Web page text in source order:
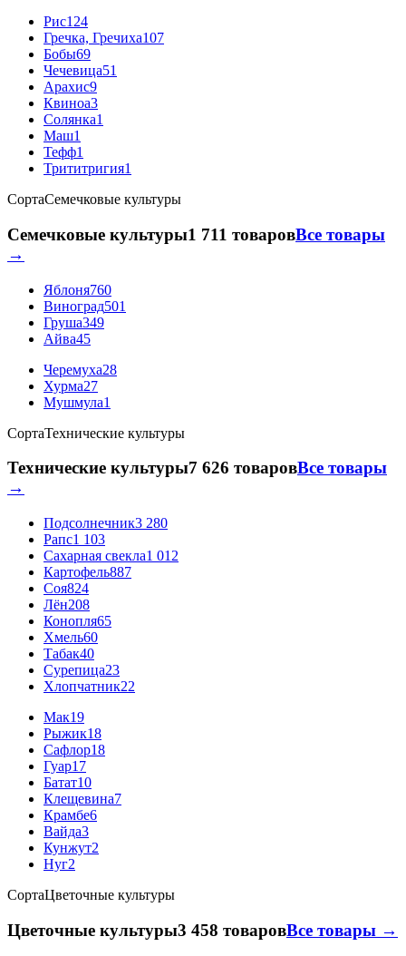
Рис124
Гречка, Гречиха107
Бобы69
Чечевица51
Арахис9
Квиноа3
Солянка1
Маш1
Тефф1
Трититригия1
СортаСемечковые культуры
Семечковые культуры1 711 товаровВсе товары
→
Яблоня760
Виноград501
Груша349
Айва45
Черемуха28
Хурма27
Мушмула1
СортаТехнические культуры
Технические культуры7 626 товаровВсе товары
→
Подсолнечник3 280
Рапс1 103
Сахарная свекла1 012
Картофель887
Соя824
Лён208
Конопля65
Хмель60
Табак40
Сурепица23
Хлопчатник22
Мак19
Рыжик18
Сафлор18
Гуар17
Батат10
Клещевина7
Крамбе6
Вайда3
Кунжут2
Нуг2
СортаЦветочные культуры
Цветочные культуры3 458 товаровВсе товары →